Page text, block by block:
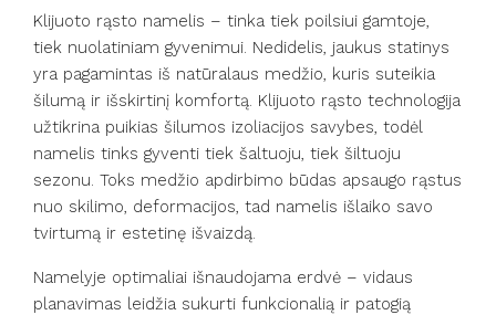
Klijuoto rąsto namelis – tinka tiek poilsiui gamtoje,
tiek nuolatiniam gyvenimui. Nedidelis, jaukus statinys
yra pagamintas iš natūralaus medžio, kuris suteikia
šilumą ir išskirtinį komfortą. Klijuoto rąsto technologija
užtikrina puikias šilumos izoliacijos savybes, todėl
namelis tinks gyventi tiek šaltuoju, tiek šiltuoju
sezonu. Toks medžio apdirbimo būdas apsaugo rąstus
nuo skilimo, deformacijos, tad namelis išlaiko savo
tvirtumą ir estetinę išvaizdą.
Namelyje optimaliai išnaudojama erdvė – vidaus
planavimas leidžia sukurti funkcionalią ir patogią